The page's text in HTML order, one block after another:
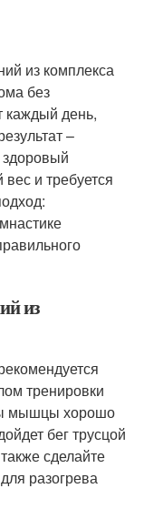
из комплекса
без
каждый день,
–
здоровый
и требуется
из
тренировки
мышцы хорошо
бег трусцой
сделайте
разогрева